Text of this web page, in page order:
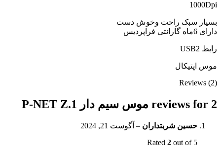
1000Dpi
بسیار سبک راحت وخوش دست
دارای 6ماه گارانتی فراپردیس
رابط USB2
موس اپتیکال
Reviews (2)
2 reviews for موس سیم دار P-NET Z.1
حسین شربتداران – آگوست 21, 2024
Rated 2 out of 5